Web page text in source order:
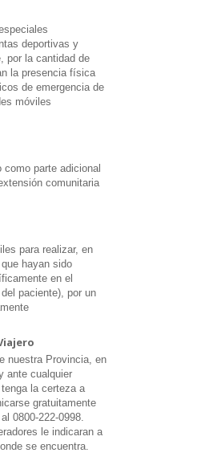
deportivas y
por la cantidad de
la presencia física
de emergencia de
móviles
parte adicional
comunitaria
para realizar, en
hayan sido
en el
paciente), por un
nuestra Provincia, en
ante cualquier
la certeza a
gratuitamente
0800-222-0998.
le indicaran a
se encuentra.